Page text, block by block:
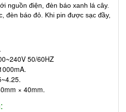
nguồn điện, đèn báo xanh lá cây.
đèn báo đỏ. Khi pin được sạc đầy,
50/60HZ
× 40mm.